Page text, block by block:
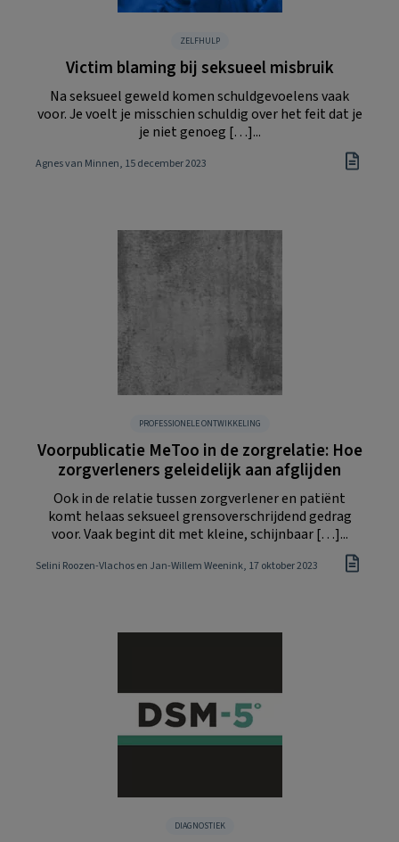
ZELFHULP
Victim blaming bij seksueel misbruik
Na seksueel geweld komen schuldgevoelens vaak
voor. Je voelt je misschien schuldig over het feit dat je
je niet genoeg […]...
Agnes van Minnen, 15 december 2023
PROFESSIONELE ONTWIKKELING
Voorpublicatie MeToo in de zorgrelatie: Hoe
zorgverleners geleidelijk aan afglijden
Ook in de relatie tussen zorgverlener en patiënt
komt helaas seksueel grensoverschrijdend gedrag
voor. Vaak begint dit met kleine, schijnbaar […]...
Selini Roozen-Vlachos en Jan-Willem Weenink, 17 oktober 2023
DIAGNOSTIEK